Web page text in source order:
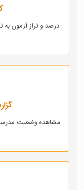
درصد و تراز آزمون